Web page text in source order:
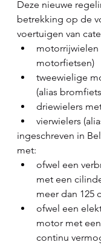
Deze nieuwe
betrekking op de
voertuigen van
motorrijwielen
motorfietsen)
tweewielige
(alias
driewielers
vierwielers
ingeschreven in
met:
ofwel een
met een
meer dan 125
ofwel een
motor met
continu